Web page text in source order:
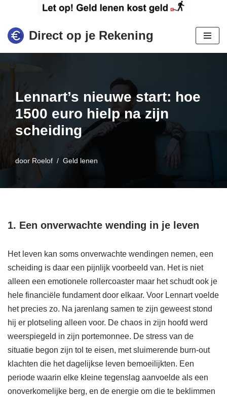
Ga
naar
de
inhoud
Direct op je Rekening
Lennart’s nieuwe start: hoe
1500 euro hielp na zijn
scheiding
door Roelof Geld lenen
1. Een onverwachte wending in je leven
Het leven kan soms onverwachte wendingen nemen, een
scheiding is daar een pijnlijk voorbeeld van. Het is niet
alleen een emotionele rollercoaster maar het schudt ook je
hele financiële fundament door elkaar. Voor Lennart voelde
het precies zo. Na jarenlang samen te zijn geweest stond
hij er plotseling alleen voor. De chaos in zijn hoofd werd
weerspiegeld in zijn portemonnee. De stress van de
situatie begon zijn tol te eisen, met sluimerende burn-out
klachten die het dagelijkse leven bemoeilijkten. Een
periode waarin elke kleine tegenslag aanvoelde als een
onoverkomelijke berg, en de energie om die te beklimmen